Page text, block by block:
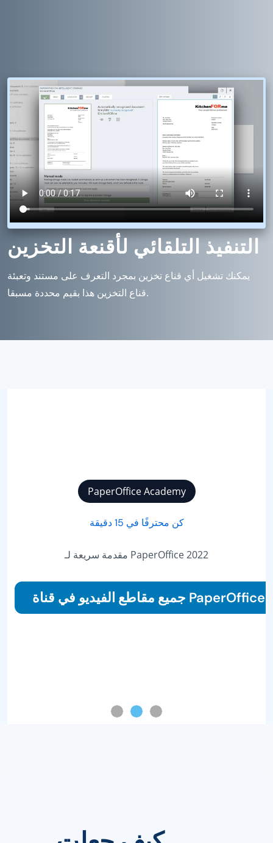
التنفيذ التلقائي لأقنعة التخزين
يمكنك تشغيل أي قناع تخزين بمجرد التعرف على مستند وتعبئة
قناع التخزين هذا بقيم محددة مسبقا.
PaperOffice Academy
كن محترفًا في 15 دقيقة
مقدمة سريعة لـ PaperOffice 2022
جميع مقاطع الفيديو في قناة PaperOffice